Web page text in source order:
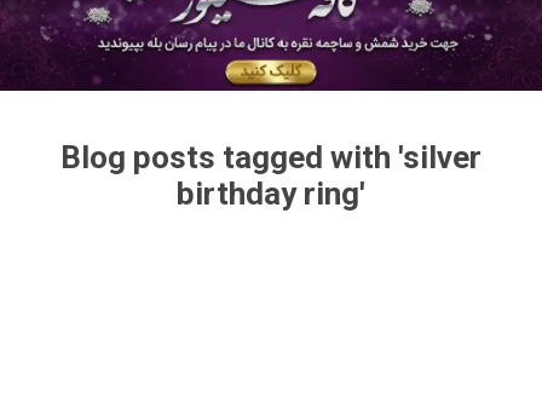
Blog posts tagged with 'silver
birthday ring'